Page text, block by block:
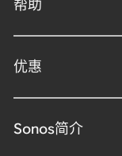
帮助
优惠
Sonos简介